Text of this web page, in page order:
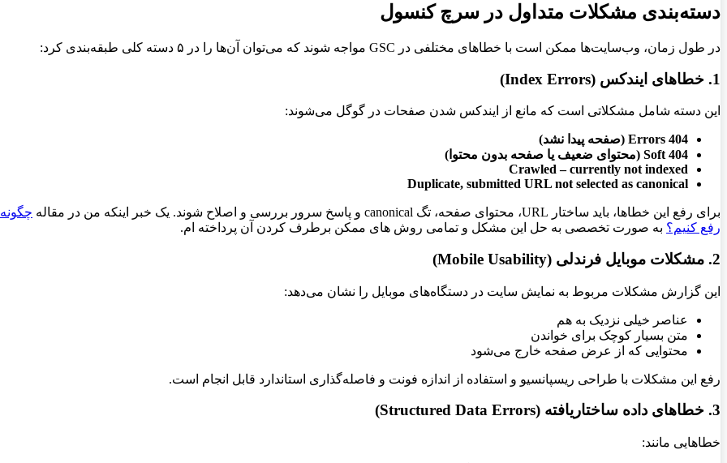
دسته‌بندی مشکلات متداول در سرچ کنسول
در طول زمان، وب‌سایت‌ها ممکن است با خطاهای مختلفی در GSC مواجه شوند که می‌توان آن‌ها را در ۵ دسته کلی طبقه‌بندی کرد:
1. خطاهای ایندکس (Index Errors)
این دسته شامل مشکلاتی است که مانع از ایندکس شدن صفحات در گوگل می‌شوند:
404 Errors (صفحه پیدا نشد)
Soft 404 (محتوای ضعیف یا صفحه بدون محتوا)
Crawled – currently not indexed
Duplicate, submitted URL not selected as canonical
برای رفع این خطاها، باید ساختار URL، محتوای صفحه، تگ canonical و پاسخ سرور بررسی و اصلاح شوند. یک خبر اینکه من در مقاله
رفع کنیم؟ به صورت تخصصی به حل این مشکل و تمامی روش های ممکن برطرف کردن آن پرداخته ام.
2. مشکلات موبایل فرندلی (Mobile Usability)
این گزارش مشکلات مربوط به نمایش سایت در دستگاه‌های موبایل را نشان می‌دهد:
عناصر خیلی نزدیک به هم
متن بسیار کوچک برای خواندن
محتوایی که از عرض صفحه خارج می‌شود
رفع این مشکلات با طراحی ریسپانسیو و استفاده از اندازه فونت و فاصله‌گذاری استاندارد قابل انجام است.
3. خطاهای داده ساختاریافته (Structured Data Errors)
خطاهایی مانند: